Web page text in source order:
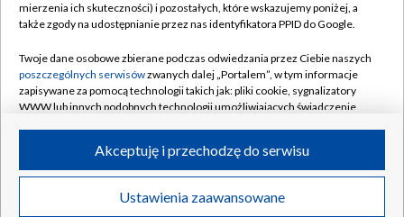
Naziemna Telewizja Cyfrowa
Rada Programowa
System NOS
Informacje o nadawcy
Program dla prasy
Pomoc
Kontakt
Kanały
©2026 Telewizja Polska S.A. w likwidacji
mierzenia ich skuteczności) i pozostałych, które wskazujemy poniżej, a
także zgody na udostępnianie przez nas identyfikatora PPID do Google.
Twoje dane osobowe zbierane podczas odwiedzania przez Ciebie naszych
poszczególnych serwisówzwanych dalej „Portalem”, w tym informacje
zapisywane za pomocą technologii takich jak: pliki cookie, sygnalizatory
WWW lub innych podobnych technologii umożliwiających świadczenie
ruchu w Internecie.
Twoje dane osobowe zbierane podczas odwiedzania przez Ciebie
poszczególnych serwisówna Portalu, takie jak adresy IP, identyfikatory
Ustawienia zaawansowane
Akceptuję i przechodzę do serwisu